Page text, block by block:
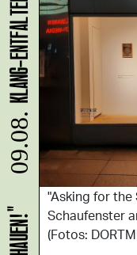
"Asking for the
Schaufenster
(Fotos:
09.08.